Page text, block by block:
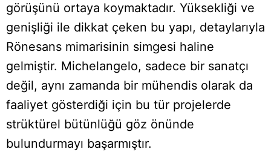
görüşünü ortaya koymaktadır. Yüksekliği ve
genişliği ile dikkat çeken bu yapı, detaylarıyla
Rönesans mimarisinin simgesi haline
gelmiştir. Michelangelo, sadece bir sanatçı
değil, aynı zamanda bir mühendis olarak da
faaliyet gösterdiği için bu tür projelerde
strüktürel bütünlüğü göz önünde
bulundurmayı başarmıştır.